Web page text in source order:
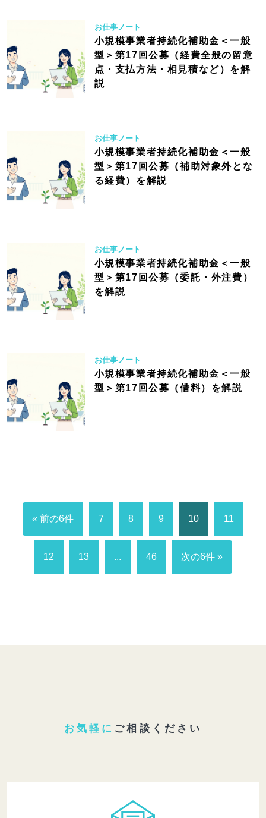
お仕事ノート
小規模事業者持続化補助金＜一般
型＞第17回公募（経費全般の留意
点・支払方法・相見積など）を解
説
お仕事ノート
小規模事業者持続化補助金＜一般
型＞第17回公募（補助対象外とな
る経費）を解説
お仕事ノート
小規模事業者持続化補助金＜一般
型＞第17回公募（委託・外注費）
を解説
お仕事ノート
小規模事業者持続化補助金＜一般
型＞第17回公募（借料）を解説
« 前の6件 7 8 9 10 11
12 13 ... 46 次の6件 »
お気軽に ご相談ください